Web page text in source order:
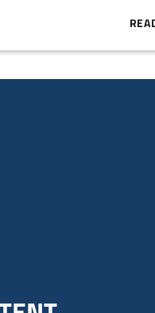
STUDIOMAPP INTERVIEW